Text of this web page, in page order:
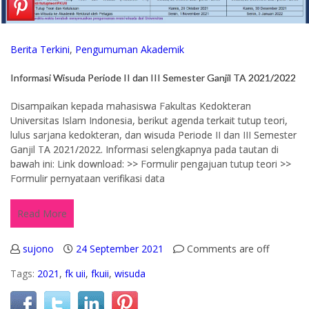
Berita Terkini, Pengumuman Akademik
Informasi Wisuda Periode II dan III Semester Ganjil TA 2021/2022
Disampaikan kepada mahasiswa Fakultas Kedokteran
Universitas Islam Indonesia, berikut agenda terkait tutup teori,
lulus sarjana kedokteran, dan wisuda Periode II dan III Semester
Ganjil TA 2021/2022. Informasi selengkapnya pada tautan di
bawah ini: Link download: >> Formulir pengajuan tutup teori >>
Formulir pernyataan verifikasi data
Read More
sujono 24 September 2021
Comments are off
Tags: 2021 , fk uii, fkuii, wisuda